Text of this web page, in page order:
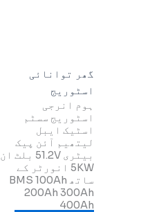
گھر توانائی
اسٹوریج
ہوم انرجی
اسٹوریج سسٹم
اسٹیک ایبل
لیتھیم آئن پیک
بیٹری 51.2V بلٹ ان
5KW انورٹر کے
ساتھ BMS 100Ah
200Ah 300Ah
400Ah